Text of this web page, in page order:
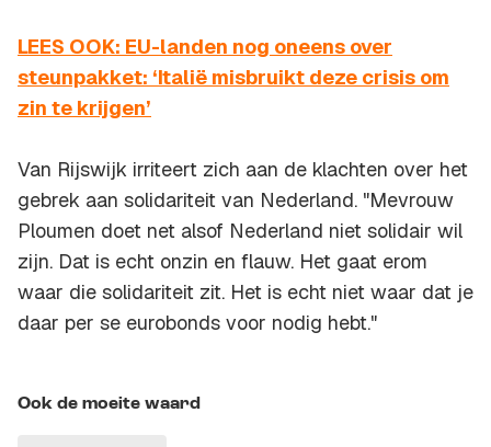
LEES OOK: EU-landen nog oneens over
steunpakket: ‘Italië misbruikt deze crisis om
zin te krijgen’
Van Rijswijk irriteert zich aan de klachten over het
gebrek aan solidariteit van Nederland. "Mevrouw
Ploumen doet net alsof Nederland niet solidair wil
zijn. Dat is echt onzin en flauw. Het gaat erom
waar die solidariteit zit. Het is echt niet waar dat je
daar per se eurobonds voor nodig hebt."
Ook de moeite waard